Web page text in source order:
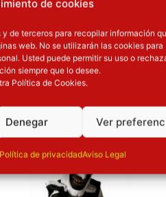
de cookies
de terceros para recopilar información
web. No se utilizarán las cookies para
Usted puede permitir su uso o
siempre que lo desee.
Política de Cookies.
Denegar Ver
Política de privacidadAviso Legal
OTROS
Inicie sesión